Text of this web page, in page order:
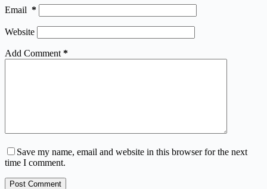
Email *
Website
Add Comment *
Save my name, email and website in this browser for the next
time I comment.
Post Comment